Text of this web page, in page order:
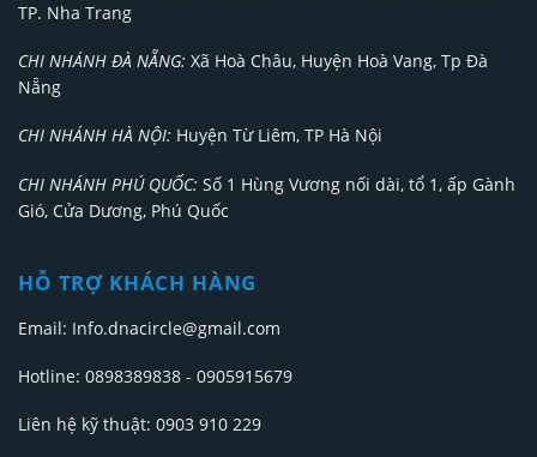
TP. Nha Trang
CHI NHÁNH ĐÀ NẴNG: Xã Hoà Châu, Huyện Hoà Vang, Tp Đà
Nẵng
CHI NHÁNH HÀ NỘI: Huyện Từ Liêm, TP Hà Nội
CHI NHÁNH PHÚ QUỐC: Số 1 Hùng Vương nối dài, tổ 1, ấp Gành
Gió, Cửa Dương, Phú Quốc
HỖ TRỢ KHÁCH HÀNG
Email: Info.dnacircle@gmail.com
Hotline: 0898389838 - 0905915679
Liên hệ kỹ thuật: 0903 910 229